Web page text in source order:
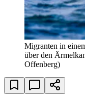
Migranten in
über den
Offenberg)